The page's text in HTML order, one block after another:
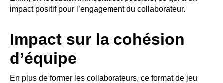
impact positif pour l’engagement du collaborateur.
Impact sur la cohésion
d’équipe
En plus de former les collaborateurs, ce format de jeu